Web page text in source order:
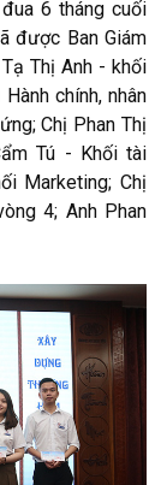
6 tháng cuối
được Ban Giám
Thị Anh - khối
chính, nhân
Chị Phan Thị
Tú - Khối tài
Marketing; Chị
4; Anh Phan